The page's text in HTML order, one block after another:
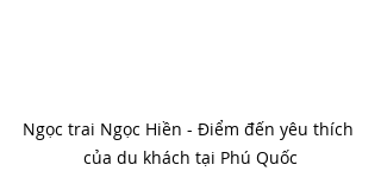
Ngọc trai Ngọc Hiền - Điểm đến yêu thích
của du khách tại Phú Quốc